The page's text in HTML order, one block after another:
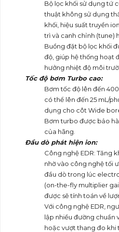
Bộ lọc khối sử dụng tứ
thuật không sử dụng
khối, hiệu suất truyền
trì và canh chỉnh (tune)
Buồng đặt bộ lọc khối
độ, giúp hệ thống hoạt
hưởng nhiệt độ môi
Tốc độ bơm Turbo cao:
Bơm tốc độ lên đến
có thể lên đến 25 mL/
dụng cho côt Wide
Bơm turbo được bảo
của hãng.
Đầu dò phát hiện ion:
Công nghệ EDR: Tăng
nhờ vào công nghệ tối
đầu dò trong lúc
(on-the-fly multiplier
được sẽ tính toán về
Với công nghệ EDR,
lập nhiều đường chuẩn
hoặc vượt thang đo khi